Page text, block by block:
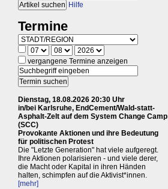
Hilfe
Termine
vergangene Termine anzeigen
Dienstag, 18.08.2026 20:30 Uhr
in/bei Karlsruhe, EndCement/Wald-statt-
Asphalt-Zelt auf dem System Change Camp
(SCC)
Provokante Aktionen und ihre Bedeutung
für politischen Protest
Die "Letzte Generation" hat viele aufgeregt.
Ihre Aktionen polarisieren - und viele derer,
die Macht oder Kapital in ihren Händen
halten, schimpfen auf die Aktivist*innen.
[mehr]